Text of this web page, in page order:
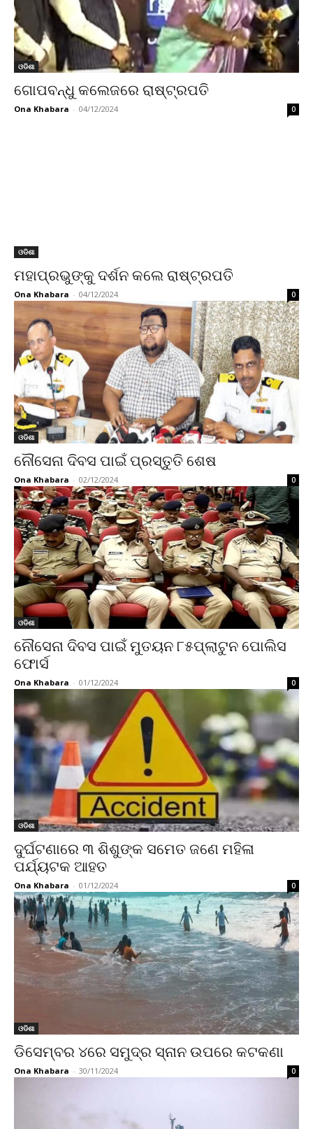
ଓଡିଶା
ଗୋପବନ୍ଧୁ କଲେଜରେ ରାଷ୍ଟ୍ରପତି
Ona Khabara - 04/12/2024 0
ଓଡିଶା
ମହାପ୍ରଭୁଙ୍କୁ ଦର୍ଶନ କଲେ ରାଷ୍ଟ୍ରପତି
Ona Khabara - 04/12/2024 0
ଓଡିଶା
ନୌସେନା ଦିବସ ପାଇଁ ପ୍ରସ୍ତୁତି ଶେଷ
Ona Khabara - 02/12/2024 0
ଓଡିଶା
ନୌସେନା ଦିବସ ପାଇଁ ମୁତୟନ ୮୫ପ୍ଲାଟୁନ ପୋଲିସ
ଫୋର୍ସ
Ona Khabara - 01/12/2024 0
ଓଡିଶା
ଦୁର୍ଘଟଣାରେ ୩ ଶିଶୁଙ୍କ ସମେତ ଜଣେ ମହିଳା
ପର୍ଯ୍ୟଟକ ଆହତ
Ona Khabara - 01/12/2024 0
ଓଡିଶା
ଡିସେମ୍ବର ୪ରେ ସମୁଦ୍ର ସ୍ନାନ ଉପରେ କଟକଣା
Ona Khabara - 30/11/2024 0